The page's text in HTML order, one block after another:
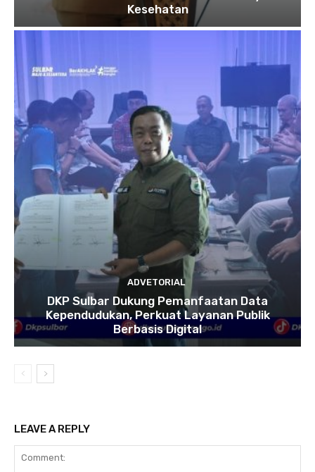
Kesehatan
ADVETORIAL
DKP Sulbar Dukung Pemanfaatan Data
Kependudukan, Perkuat Layanan Publik
Berbasis Digital
LEAVE A REPLY